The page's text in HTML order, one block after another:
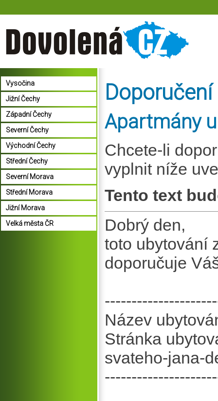
Apartmány
Chcete-li
vyplnit níže
Tento text
Dobrý den,
toto ubytování
doporučuje
Název
Stránka
svateho-jana-
Vysočina
Jižní Čechy
Západní Čechy
Severní Čechy
Východní Čechy
Střední Čechy
Severní Morava
Střední Morava
Jižní Morava
Velká města ČR